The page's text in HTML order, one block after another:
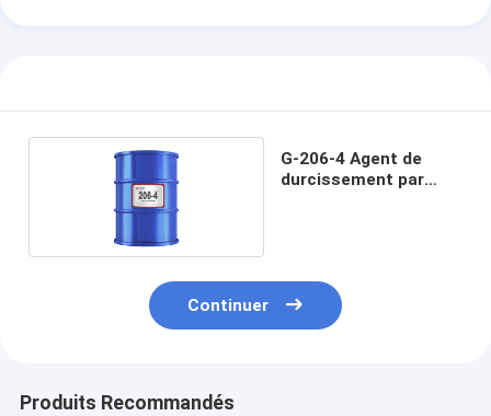
G-206-4 Agent de
durcissement par
Continuer
Produits Recommandés